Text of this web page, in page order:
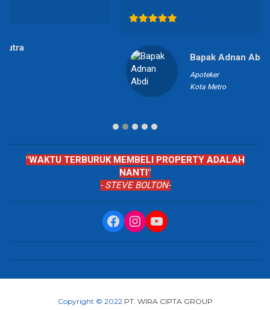
Bapak Adnan Abdi
"WAKTU TERBURUK MEMBELI PROPERTY ADALAH
NANTI"
- STEVE BOLTON-
Facebook
Instagram
YouTube
Copyright © 2022 PT. WIRA CIPTA GROUP